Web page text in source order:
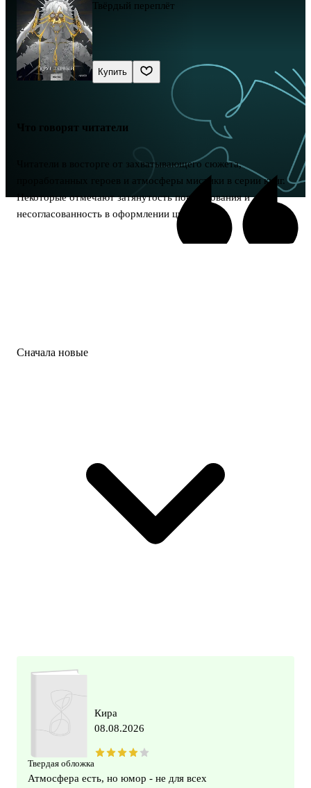
Твёрдый переплёт
Купить
Что говорят читатели
Читатели в восторге от захватывающего сюжета,
проработанных героев и атмосферы мистики в серии книг.
Некоторые отмечают затянутость повествования и
несогласованность в оформлении цикла.
Сначала новые
Твердая обложка
Кира
08.08.2026
Атмосфера есть, но юмор - не для всех